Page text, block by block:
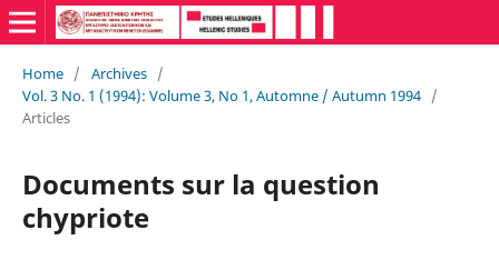
Home / Archives /
Vol. 3 No. 1 (1994): Volume 3, No 1, Automne / Autumn 1994 /
Articles
Documents sur la question
chypriote